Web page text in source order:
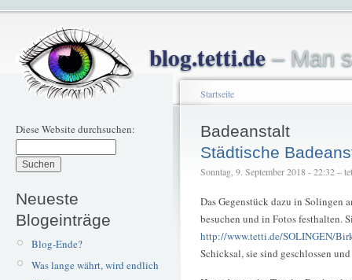
blog.tetti.de– Man
Diese Website durchsuchen:
Neueste
Blogeinträge
Blog-Ende?
Was lange währt, wird endlich
Startseite
Badeanstalt
Städtische
Sonntag, 9. September 2018 - 22:32 –
Das Gegenstück dazu in Solingen
besuchen und in Fotos festhalten.
http://www.tetti.de/SOLINGEN/
Schicksal, sie sind geschlossen